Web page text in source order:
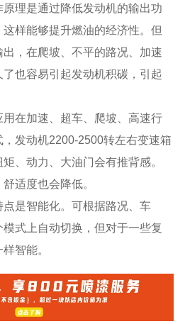
理是通过降低发动机的输出功
样能够提升燃油的经济性。但
，在爬坡、不平的路况、加速
也容易引起发动机积碳，引起
在加速、超车、爬坡、高速行
发动机2200-2500转左右变速箱
、动力、大油门会有推背感。
适度也会降低。
是智能化。可根据路况、车
式上自动切换，但对于一些复
智能。